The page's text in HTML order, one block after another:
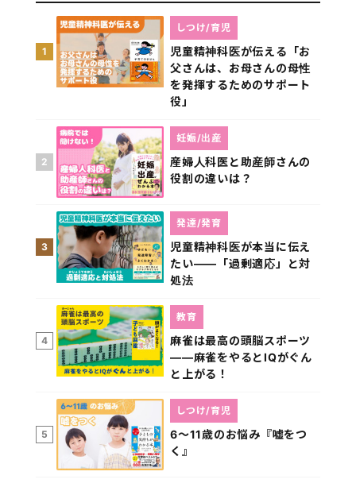
1
児童精神科医が伝える「お
父さんは、お母さんの母性
を発揮するためのサポート
役」
しつけ/育児
2
産婦人科医と助産師さんの
役割の違いは？
妊娠/出産
3
児童精神科医が本当に伝え
たい――「過剰適応」と対
処法
発達/発育
4
麻雀は最高の頭脳スポーツ
――麻雀をやるとIQがぐん
と上がる！
教育
5
6～11歳のお悩み『嘘をつ
く』
しつけ/育児